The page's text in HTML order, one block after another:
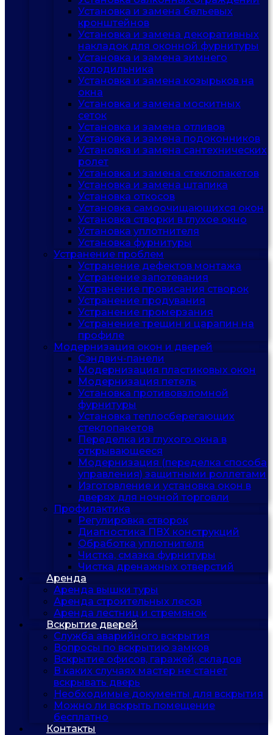
Установка и замена бельевых
кронштейнов
Установка и замена декоративных
накладок для оконной фурнитуры
Установка и замена зимнего
холодильника
Установка и замена козырьков на
окна
Установка и замена москитных
сеток
Установка и замена отливов
Установка и замена подоконников
Установка и замена сантехнических
ролет
Установка и замена стеклопакетов
Установка и замена штапика
Установка откосов
Установка самоочищающихся окон
Установка створки в глухое окно
Установка уплотнителя
Установка фурнитуры
Устранение проблем
Устранение дефектов монтажа
Устранение запотевания
Устранение провисания створок
Устранение продувания
Устранение промерзания
Устранение трещин и царапин на
профиле
Модернизация окон и дверей
Сэндвич-панели
Модернизация пластиковых окон
Модернизация петель
Установка противовзломной
фурнитуры
Установка теплосберегающих
стеклопакетов
Переделка из глухого окна в
открывающееся
Модернизация (переделка способа
управления) защитными роллетами
Изготовление и установка окон в
дверях для ночной торговли
Профилактика
Регулировка створок
Диагностика ПВХ конструкций
Обработка уплотнителя
Чистка, смазка фурнитуры
Чистка дренажных отверстий
Аренда
Аренда вышки туры
Аренда строительных лесов
Аренда лестниц и стремянок
Вскрытие дверей
Служба аварийного вскрытия
Вопросы по вскрытию замков
Вскрытие офисов, гаражей, складов
В каких случаях мастер не станет
вскрывать дверь
Необходимые документы для вскрытия
Можно ли вскрыть помещение
бесплатно
Контакты